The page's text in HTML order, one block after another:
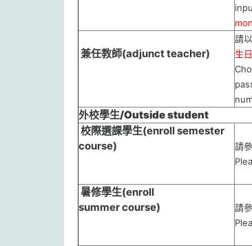
兼任教師(adjunct teacher)
請
生
外校學生/Outside student
校際選課學生(enroll semester
course)
請
暑修學生(enroll
summer course)
請